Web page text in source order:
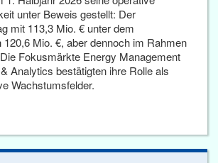
unter Beweis gestellt: Der
mit 113,3 Mio. € unter dem
Mio. €, aber dennoch im Rahmen
Fokusmärkte Energy Management
Analytics bestätigten ihre Rolle als
Wachstumsfelder.